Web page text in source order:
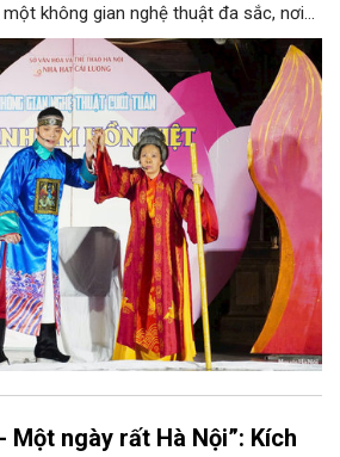
không gian nghệ thuật đa sắc, nơi
ca cổ, tân cổ và các tiết mục múa
gian của phố đi bộ hồ Hoàn Kiếm. Đặc
giao lưu của các nghệ sĩ đến từ
tạo nên cuộc gặp gỡ nghệ thuật giàu
Một ngày rất Hà Nội”: Kích